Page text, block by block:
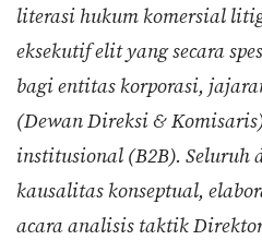
literasi hukum komersial
eksekutif elit yang secara
bagi entitas korporasi,
(Dewan Direksi &
institusional (B2B). Seluruh
kausalitas konseptual,
acara analisis taktik